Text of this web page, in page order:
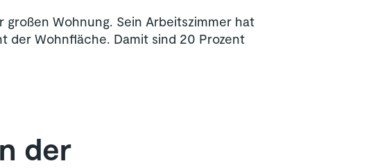
Wohnung. Sein Arbeitszimmer hat
der Wohnfläche. Damit sind 20 Prozent
der